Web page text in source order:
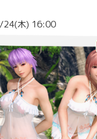
木) 16:00